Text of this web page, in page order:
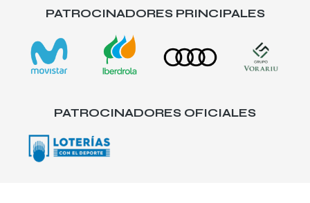
PATROCINADORES PRINCIPALES
PATROCINADORES OFICIALES